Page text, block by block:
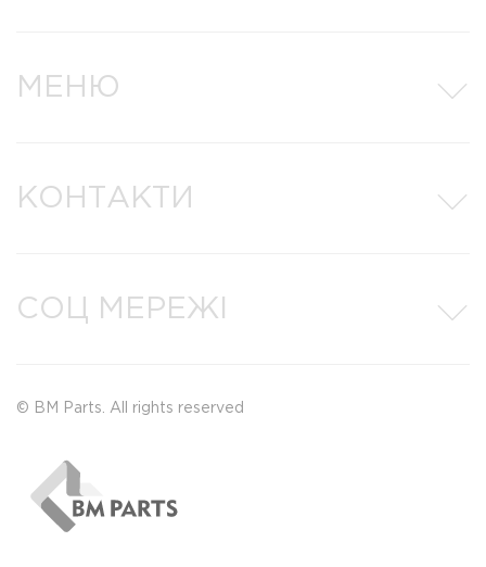
© BM Parts. All rights reserved
МЕНЮ
КОНТАКТИ
СОЦ МЕРЕЖІ